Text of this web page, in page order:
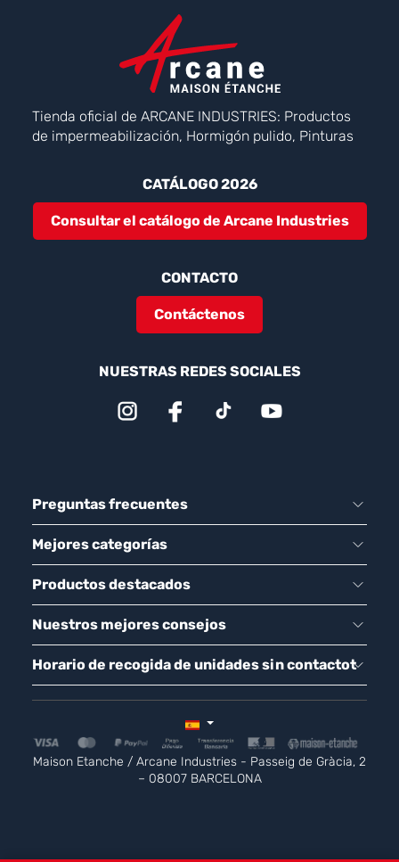
Tienda oficial de ARCANE INDUSTRIES: Productos
de impermeabilización, Hormigón pulido, Pinturas
CATÁLOGO 2026
Consultar el catálogo de Arcane Industries
CONTACTO
Contáctenos
NUESTRAS REDES SOCIALES
Preguntas frecuentes
Mejores categorías
Productos destacados
Nuestros mejores consejos
Horario de recogida de unidades sin contactot
Maison Etanche / Arcane Industries - Passeig de Gràcia, 2
– 08007 BARCELONA